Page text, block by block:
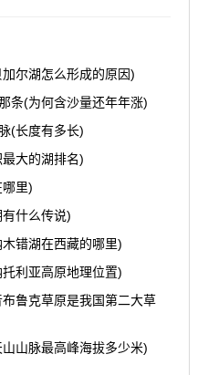
尔湖怎么形成的原因)
条(为何含沙量还年年涨)
(长度有多长)
大的湖排名)
里)
什么传说)
错湖在西藏的哪里)
利亚高原地理位置)
鲁克草原是我国第二大草
山脉最高峰海拔多少米)